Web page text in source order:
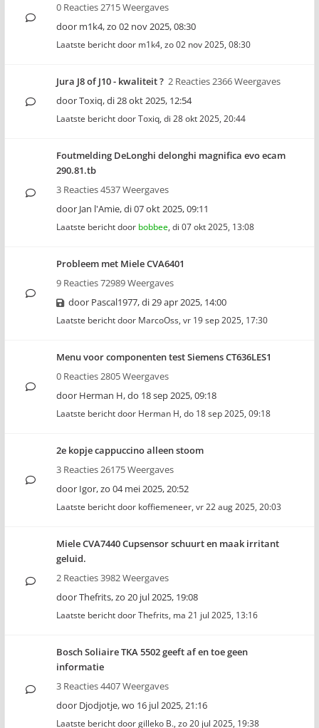
0 Reacties 2715 Weergaves
door m1k4,zo 02 nov 2025, 08:30
Laatste bericht door m1k4, zo 02 nov 2025, 08:30
Jura J8 of J10 - kwaliteit ? 2 Reacties 2366 Weergaves
doorToxiq,di 28 okt 2025, 12:54
Laatste bericht doorToxiq, di 28 okt 2025, 20:44
Foutmelding DeLonghi delonghi magnifica evo ecam
290.81.tb
3 Reacties 4537 Weergaves
door Jan l'Amie,di 07 okt 2025, 09:11
Laatste bericht door bobbee, di 07 okt 2025, 13:08
Probleem met Miele CVA6401
9 Reacties 72989 Weergaves
door Pascal1977,di 29 apr 2025, 14:00
Laatste bericht door MarcoOss, vr 19 sep 2025, 17:30
Menu voor componenten test Siemens CT636LES1
0 Reacties 2805 Weergaves
door Herman H,do 18 sep 2025, 09:18
Laatste bericht door Herman H, do 18 sep 2025, 09:18
2e kopje cappuccino alleen stoom
3 Reacties 26175 Weergaves
door Igor,zo 04 mei 2025, 20:52
Laatste bericht door koffiemeneer, vr 22 aug 2025, 20:03
Miele CVA7440 Cupsensor schuurt en maak irritant
geluid.
2 Reacties 3982 Weergaves
doorThefrits,zo 20 jul 2025, 19:08
Laatste bericht doorThefrits, ma 21 jul 2025, 13:16
Bosch Soliaire TKA 5502 geeft af en toe geen
informatie
3 Reacties 4407 Weergaves
door Djodjotje,wo 16 jul 2025, 21:16
Laatste bericht doorgilleko B., zo 20 jul 2025, 19:38